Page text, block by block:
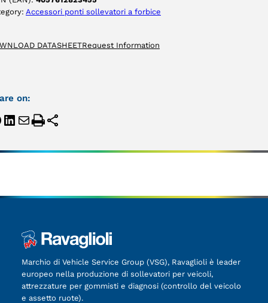
Accessori ponti sollevatori a forbice
DATASHEETRequest Information
on:
Marchio di Vehicle Service Group (VSG), Ravaglioli è leader
europeo nella produzione di sollevatori per veicoli,
attrezzature per gommisti e diagnosi (controllo del veicolo
e assetto ruote).